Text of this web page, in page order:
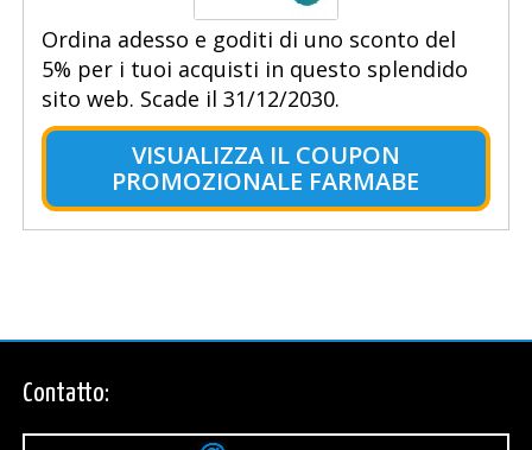
Ordina adesso e goditi di uno sconto del
5% per i tuoi acquisti in questo splendido
sito web. Scade il 31/12/2030.
VISUALIZZA IL COUPON
PROMOZIONALE FARMABE
Contatto: